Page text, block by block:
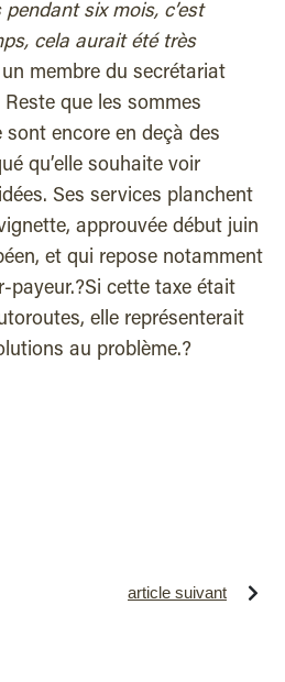
six mois, c’est
cela aurait été très
membre du secrétariat
que les sommes
sont encore en deçà des
qu’elle souhaite voir
Ses services planchent
approuvée début juin
et qui repose notamment
payeur.?Si cette taxe était
elle représenterait
au problème.?
article suivant